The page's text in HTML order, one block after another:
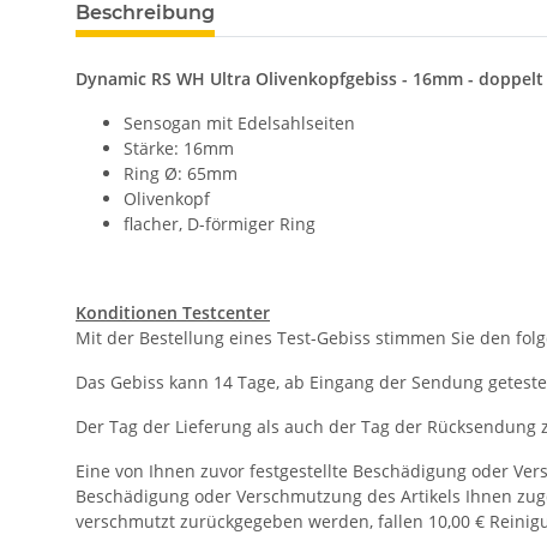
Beschreibung
Dynamic RS WH Ultra Olivenkopfgebiss - 16mm -
Sensogan mit Edelsahlseiten
Stärke: 16mm
Ring Ø: 65mm
Olivenkopf
flacher, D-förmiger Ring
Konditionen Testcenter
Mit der Bestellung eines Test-Gebiss stimmen Sie den
Das Gebiss kann 14 Tage, ab Eingang der Sendung
Der Tag der Lieferung als auch der Tag der
Eine von Ihnen zuvor festgestellte Beschädigung oder
Beschädigung oder Verschmutzung des Artikels Ihnen
verschmutzt zurückgegeben werden, fallen 10,00 €